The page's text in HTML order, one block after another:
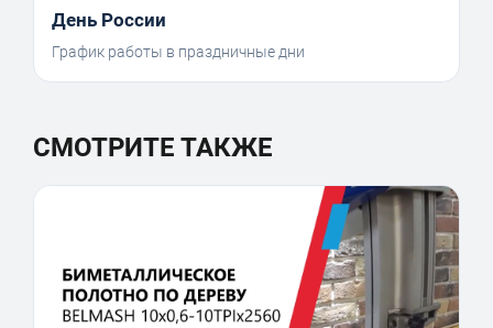
День России
График работы в праздничные дни
СМОТРИТЕ ТАКЖЕ